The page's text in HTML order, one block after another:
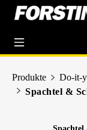
springen
Produkte Do-it-
Spachtel &